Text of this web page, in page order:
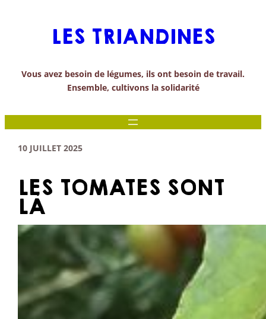
LES TRIANDINES
Vous avez besoin de légumes, ils ont besoin de travail.
Ensemble, cultivons la solidarité
10 JUILLET 2025
LES TOMATES SONT
LÀ